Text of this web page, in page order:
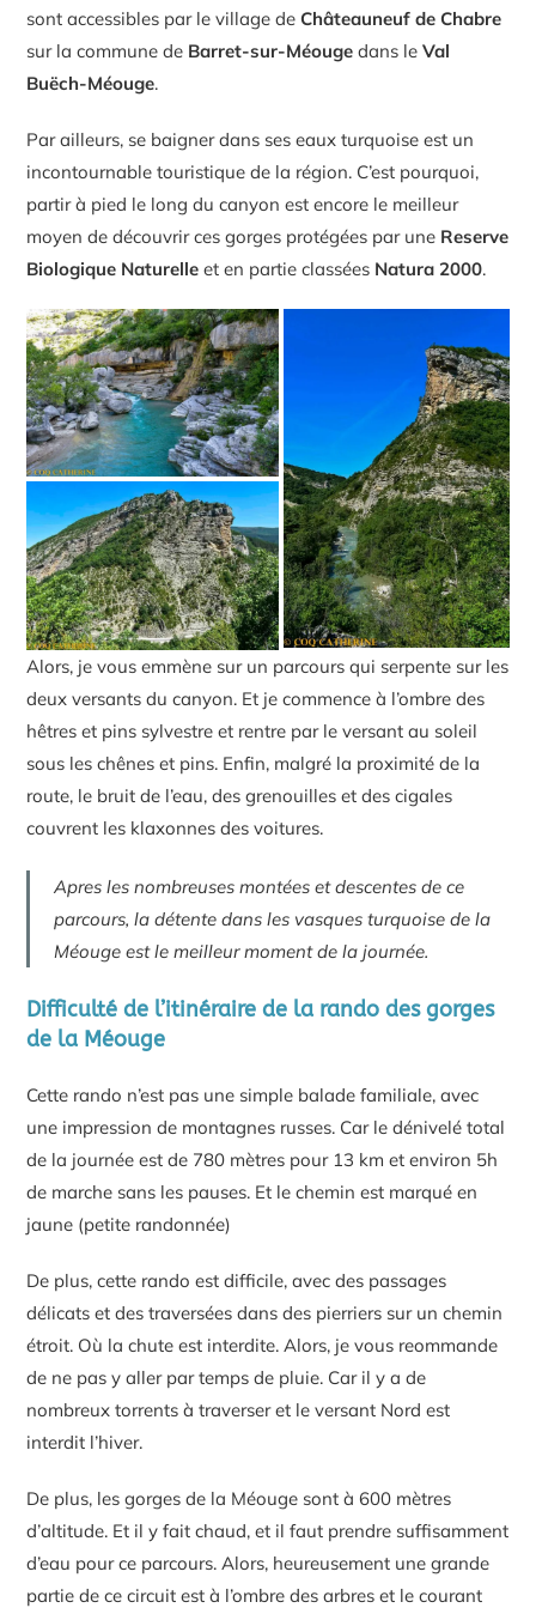
sont accessibles par le village deChâteauneuf de Chabre
sur la commune de Barret-sur-Méouge dans leVal
Buëch-Méouge.
Par ailleurs, se baigner dans ses eaux turquoise est un
incontournable touristique de la région. C’est pourquoi,
partir à pied le long du canyon est encore le meilleur
moyen de découvrir ces gorges protégées par une Reserve
Biologique Naturelle et en partie classées Natura 2000.
Alors, je vous emmène sur un parcours qui serpente sur les
deux versants du canyon. Et je commence à l’ombre des
hêtres et pins sylvestre et rentre par le versant au soleil
sous les chênes et pins. Enfin, malgré la proximité de la
route, le bruit de l’eau, des grenouilles et des cigales
couvrent les klaxonnes des voitures.
Apres les nombreuses montées et descentes de ce
parcours, la détente dans les vasques turquoise de la
Méouge est le meilleur moment de la journée.
Difficulté de l’itinéraire de la rando des gorges
de la Méouge
Cette rando n’est pas une simple balade familiale, avec
une impression de montagnes russes. Car le dénivelé total
de la journée est de 780 mètres pour 13 km et environ 5h
de marche sans les pauses. Et le chemin est marqué en
jaune (petite randonnée)
De plus, cette rando est difficile, avec des passages
délicats et des traversées dans des pierriers sur un chemin
étroit. Où la chute est interdite. Alors, je vous reommande
de ne pas y aller par temps de pluie. Car il y a de
nombreux torrents à traverser et le versant Nord est
interdit l’hiver.
De plus, les gorges de la Méouge sont à 600 mètres
d’altitude. Et il y fait chaud, et il faut prendre suffisamment
d’eau pour ce parcours. Alors, heureusement une grande
partie de ce circuit est à l’ombre des arbres et le courant